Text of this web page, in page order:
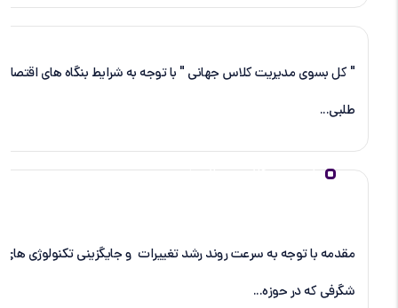
" کل بسوی مدیریت کلاس جهانی " با توجه به شرایط بنگاه های
طلبی...
باید مدیر کلاس جهانی شوید
مقدمه با توجه به سرعت روند رشد تغییرات و جایگزینی تکنولوژی های
شگرفی که در حوزه...